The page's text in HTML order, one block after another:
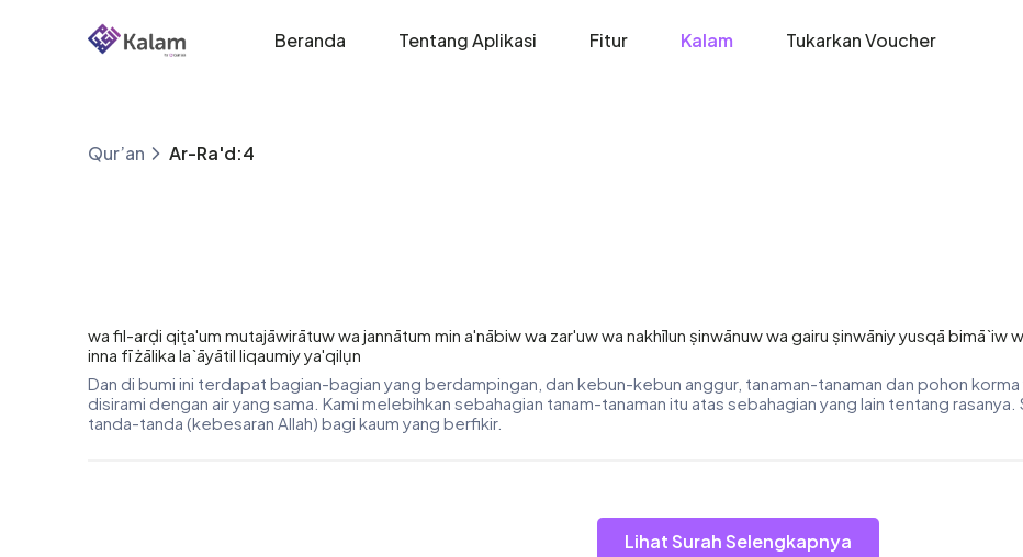
Beranda Tentang Aplikasi Fitur Kalam Tukarkan Voucher
Qur’an Ar-Ra'd:4
wa fil-arḍi qiṭa'um mutajāwirātuw wa jannātum min a'nābiw wa zar'uw wa nakhīlun ṣinwānuw wa gairu ṣinwāniy yusqā bimā`iw
inna fī żālika la`āyātil liqaumiy ya'qilụn
Dan di bumi ini terdapat bagian-bagian yang berdampingan, dan kebun-kebun anggur, tanaman-tanaman dan pohon
disirami dengan air yang sama. Kami melebihkan sebahagian tanam-tanaman itu atas sebahagian yang lain tentang
tanda-tanda (kebesaran Allah) bagi kaum yang berfikir.
Lihat Surah Selengkapnya